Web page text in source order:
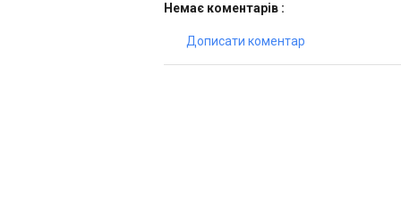
Немає коментарів :
Дописати коментар